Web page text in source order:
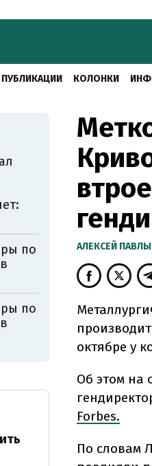
ПУБЛИКАЦИИ КОЛОНКИ
АЛЕКСЕЙ
октябре у
Об этом на
Forbes.
По словам
по
по